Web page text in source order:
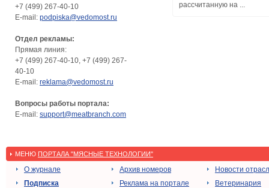
+7 (499) 267-40-10
E-mail: podpiska@vedomost.ru
Отдел рекламы:
Прямая линия:
+7 (499) 267-40-10, +7 (499) 267-
40-10
E-mail: reklama@vedomost.ru
Вопросы работы портала:
E-mail: support@meatbranch.com
рассчитанную на ...
МЕНЮ ПОРТАЛА "МЯСНЫЕ ТЕХНОЛОГИИ"
О журнале
Подписка
Архив номеров
Реклама на портале
Новости
Ветеринария